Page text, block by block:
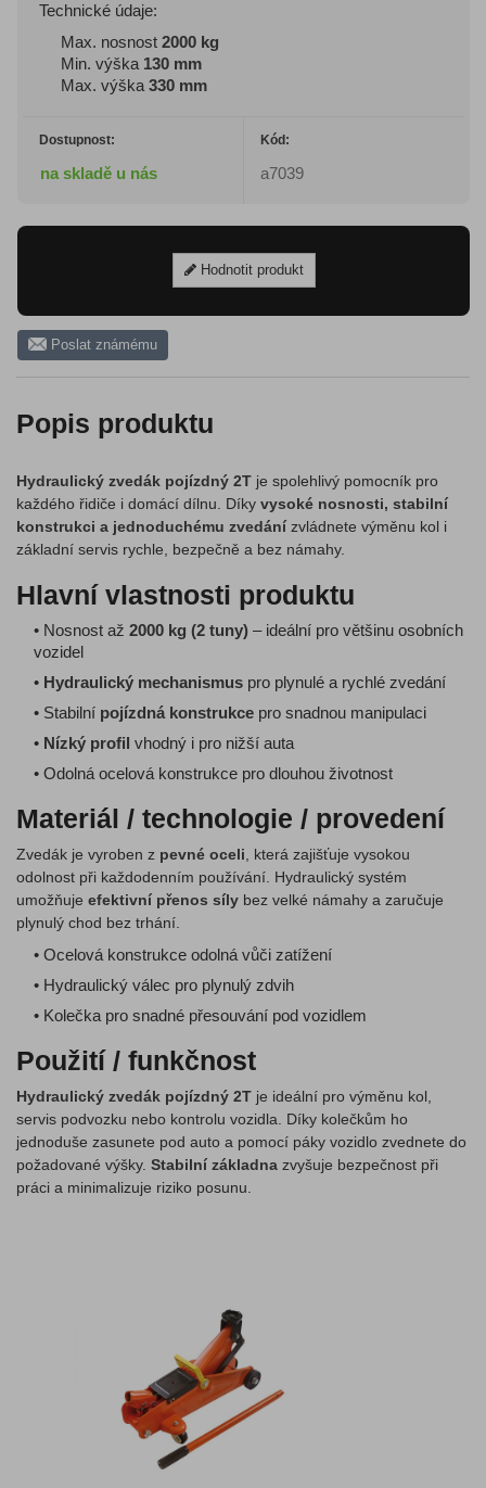
Technické údaje:
Max. nosnost 2000 kg
Min. výška 130 mm
Max. výška 330 mm
Dostupnost:
na skladě u nás
Kód:
a7039
Hodnotit produkt
Poslat známému
Popis produktu
Hydraulický zvedák pojízdný 2T je spolehlivý pomocník pro
každého řidiče i domácí dílnu. Díky vysoké nosnosti, stabilní
konstrukci a jednoduchému zvedání zvládnete výměnu kol i
základní servis rychle, bezpečně a bez námahy.
Hlavní vlastnosti produktu
• Nosnost až 2000 kg (2 tuny) – ideální pro většinu osobních
vozidel
• Hydraulický mechanismus pro plynulé a rychlé zvedání
• Stabilní pojízdná konstrukce pro snadnou manipulaci
• Nízký profil vhodný i pro nižší auta
• Odolná ocelová konstrukce pro dlouhou životnost
Materiál / technologie / provedení
Zvedák je vyroben z pevné oceli , která zajišťuje vysokou
odolnost při každodenním používání. Hydraulický systém
umožňuje efektivní přenos síly bez velké námahy a zaručuje
plynulý chod bez trhání.
• Ocelová konstrukce odolná vůči zatížení
• Hydraulický válec pro plynulý zdvih
• Kolečka pro snadné přesouvání pod vozidlem
Použití / funkčnost
Hydraulický zvedák pojízdný 2T je ideální pro výměnu kol,
servis podvozku nebo kontrolu vozidla. Díky kolečkům ho
jednoduše zasunete pod auto a pomocí páky vozidlo zvednete do
požadované výšky. Stabilní základna zvyšuje bezpečnost při
práci a minimalizuje riziko posunu.